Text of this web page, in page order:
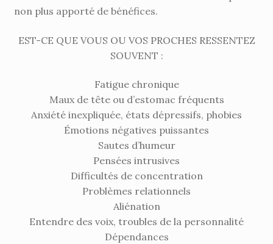
non plus apporté de bénéfices.
EST-CE QUE VOUS OU VOS PROCHES RESSENTEZ
SOUVENT :
Fatigue chronique
Maux de tête ou d’estomac fréquents
Anxiété inexpliquée, états dépressifs, phobies
Émotions négatives puissantes
Sautes d’humeur
Pensées intrusives
Difficultés de concentration
Problèmes relationnels
Aliénation
Entendre des voix, troubles de la personnalité
Dépendances